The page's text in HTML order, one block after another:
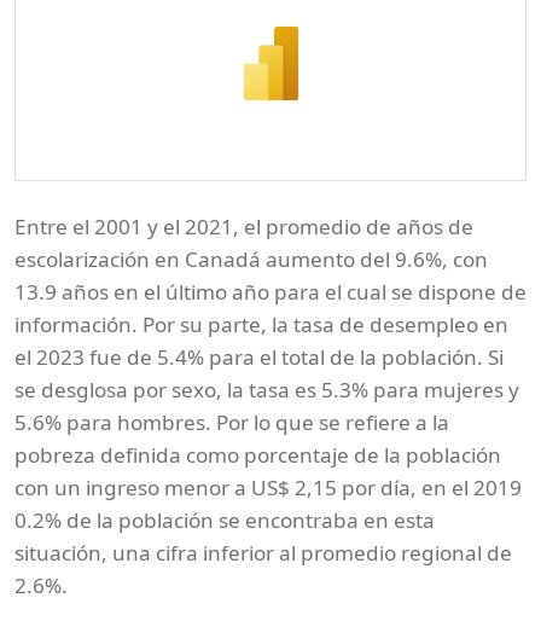
Entre el 2001 y el 2021, el promedio de años de
escolarización en Canadá aumento del 9.6%, con
13.9 años en el último año para el cual se dispone de
información. Por su parte, la tasa de desempleo en
el 2023 fue de 5.4% para el total de la población. Si
se desglosa por sexo, la tasa es 5.3% para mujeres y
5.6% para hombres. Por lo que se refiere a la
pobreza definida como porcentaje de la población
con un ingreso menor a US$ 2,15 por día, en el 2019
0.2% de la población se encontraba en esta
situación, una cifra inferior al promedio regional de
2.6%.